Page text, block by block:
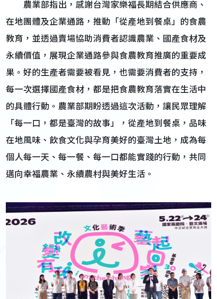
農業部指出，感謝台灣家樂福長期結合供應商、
在地團體及企業通路，推動「從產地到餐桌」的食農
教育，並透過賣場協助消費者認識農業、國產食材及
永續價值，展現企業通路參與食農教育推廣的重要成
果。好的生產者需要被看見，也需要消費者的支持，
每一次選擇國產食材，都是把食農教育落實在生活中
的具體行動。農業部期盼透過這次活動，讓民眾理解
「每一口，都是臺灣的故事」，從產地到餐桌，品味
在地風味、飲食文化與孕育美好的臺灣土地，成為每
個人每一天、每一餐、每一口都能實踐的行動，共同
邁向幸福農業、永續農村與美好生活。